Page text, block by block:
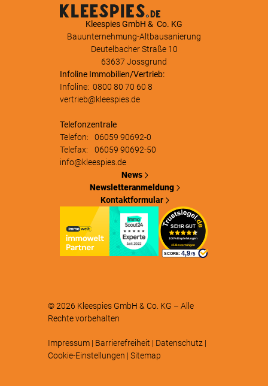
Kleespies GmbH & Co. KG
Bauunternehmung-Altbausanierung
Deutelbacher Straße 10
63637 Jossgrund
Infoline Immobilien/Vertrieb:
Infoline: 0800 80 70 60 8
vertrieb@kleespies.de
Telefonzentrale
Telefon:
06059 90692-0
Telefax:
06059 90692-50
info@kleespies.de
News
Newsletteranmeldung
Kontaktformular
© 2026 Kleespies GmbH & Co. KG – Alle
Rechte vorbehalten
Impressum | Barrierefreiheit | Datenschutz |
Cookie-Einstellungen | Sitemap